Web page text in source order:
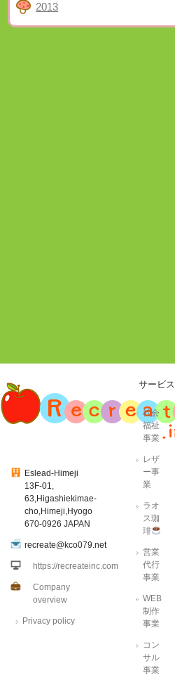
2013
Eslead-Himeji
13F-01,
63,Higashiekimae-
cho,Himeji,Hyogo
670-0926 JAPAN
recreate@kco079.net
https://recreateinc.com
Company
overview
Privacy policy
サービス
社会
福祉
事業
レザ
ー事
業
ラオ
ス珈
琲
営業
代行
事業
WEB
制作
事業
コン
サル
事業